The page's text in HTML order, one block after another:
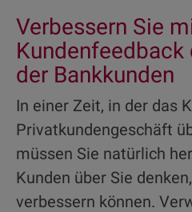
Verbessern Sie
Kundenfeedback
der Bankkunden
In einer Zeit, in der das
Privatkundengeschäft
müssen Sie natürlich
Kunden über Sie
verbessern können.